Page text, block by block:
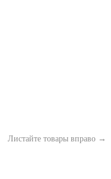
Листайте товары вправо →